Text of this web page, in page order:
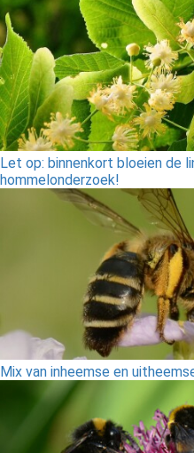
Let op: binnenkort bloeien de
hommelonderzoek!
Mix van inheemse en